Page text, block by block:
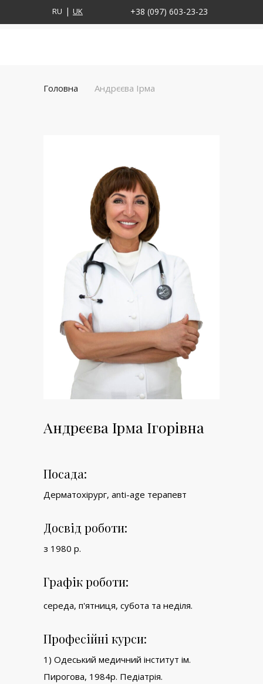
RU UK +38 (097) 603-23-23
Головна Андрєєва Ірма
Андрєєва Ірма Ігорівна
Посада:
Дерматохірург, anti-age терапевт
Досвід роботи:
з 1980 р.
Графік роботи:
середа, п'ятниця, субота та неділя.
Професійні курси:
1) Одеський медичний інститут ім.
Пирогова, 1984р. Педіатрія.